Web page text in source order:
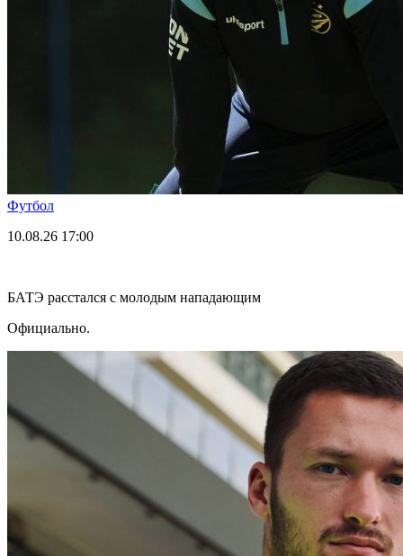
Футбол
10.08.26 17:00
БАТЭ расстался с молодым нападающим
Официально.